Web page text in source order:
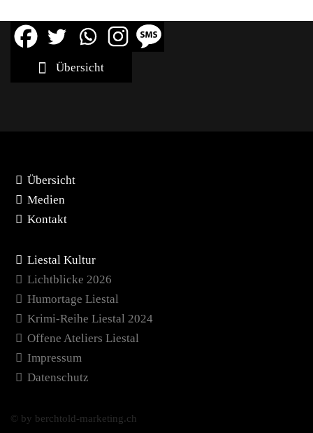
Übersicht
Übersicht
Medien
Kontakt
Liestal Kultur
Lichtblicke 2026
Humortage Liestal
Krimi-Reihe Liestal 2024
Offene Ateliers Liestal
Impressum
Datenschutz
© by berchtold-marketing.ch